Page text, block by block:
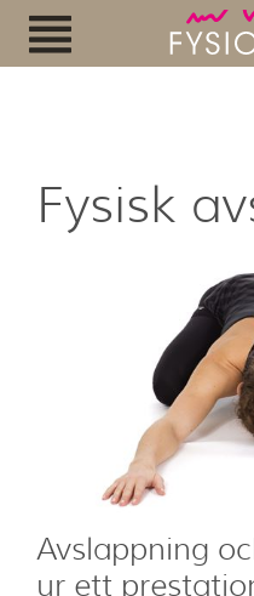
Fysisk
Avslappning
ur ett